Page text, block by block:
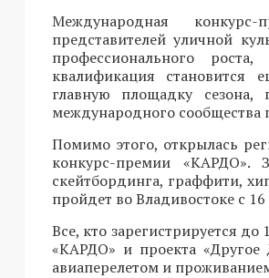
Международная
представителей уличной
профессионального
квалификация
главную площадку сезона,
международного сообщества
Помимо этого, открылась
конкурс-премии «КАРДО».
скейтбординга, граффити,
пройдет во Владивостоке с
Все, кто зарегистрируется до
«КАРДО» и проекта
авиаперелетом и